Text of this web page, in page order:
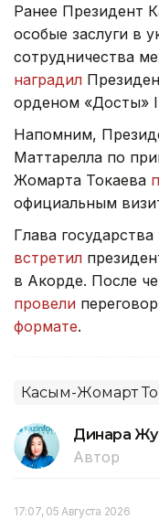
Ранее Президент
особые заслуги в
сотрудничества
наградил
орденом «Достық»
Напомним,
Маттарелла по
Жомарта Токаева
официальным
Глава
встретил
в Акорде. После
провели
формате.
Касым-Жомарт
Динара
Автор
17:07, 05 Августа 2026